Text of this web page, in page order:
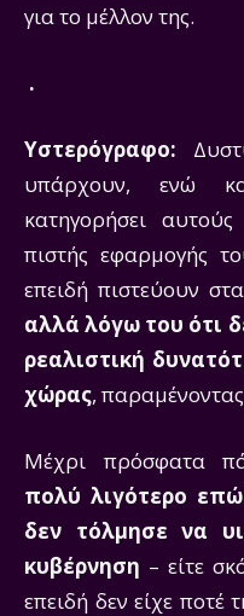
για το μέλλον της.
.
Υστερόγραφο:
υπάρχουν, ενώ
κατηγορήσει
πιστής εφαρμογής
επειδή πιστεύουν
αλλά λόγω του ότι
ρεαλιστική
χώρας,
Μέχρι πρόσφατα
πολύ λιγότερο
δεν τόλμησε να
κυβέρνηση – είτε
επειδή δεν είχε ποτέ